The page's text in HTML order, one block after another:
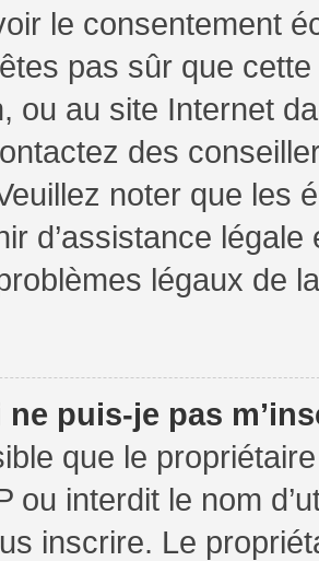
le consentement
pas sûr que
ou au site Internet
des
noter que les
d’assistance
légaux de
puis-je pas
que le
ou interdit le nom
inscrire. Le